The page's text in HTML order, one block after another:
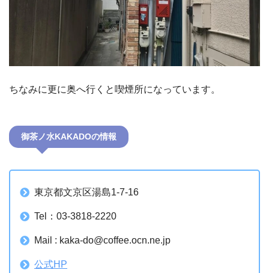
ちなみに更に奥へ行くと喫煙所になっています。
御茶ノ水KAKADOの情報
東京都文京区湯島1-7-16
Tel：03-3818-2220
Mail : kaka-do@coffee.ocn.ne.jp
公式HP